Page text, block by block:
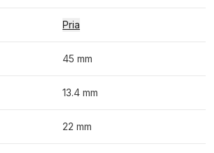
Pria
45 mm
13.4 mm
22 mm